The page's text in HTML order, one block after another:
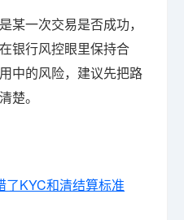
某一次交易是否成功，
银行风控眼里保持合
中的风险，建议先把路
楚。
了KYC和清结算标准